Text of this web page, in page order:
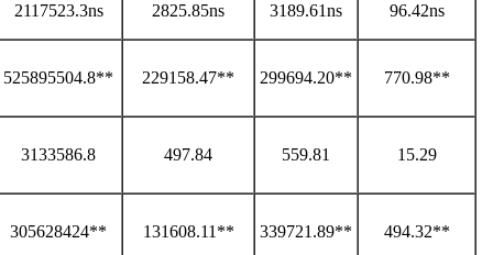
96.42ns
3189.61ns
2825.85ns
2117523.3ns
770.98**
299694.20**
229158.47**
525895504.8**
15.29
559.81
497.84
3133586.8
494.32**
339721.89**
131608.11**
305628424**